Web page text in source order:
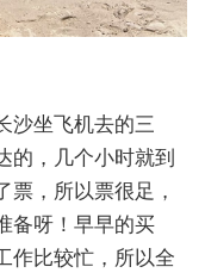
沙坐飞机去的三
的，几个小时就到
，所以票很足，
备呀！早早的买
作比较忙，所以全